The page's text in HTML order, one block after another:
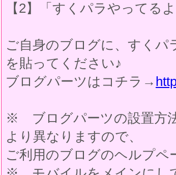
【2】「すくパラやってる
ご自身のブログに、すくパ
を貼ってください♪
ブログパーツはコチラ→
※ ブログパーツの設置方
より異なりますので、
ご利用のブログのヘルプペ